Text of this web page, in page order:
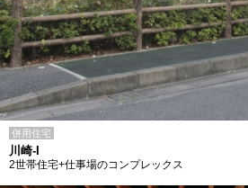
併用住宅
川崎-I
2世帯住宅+仕事場のコンプレックス